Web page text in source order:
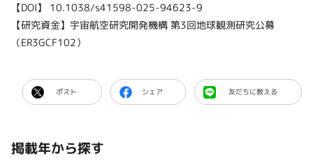
【DOI】 10.1038/s41598-025-94623-9
【研究資金】宇宙航空研究開発機構 第3回地球観測研究公募
（ER3GCF102）
ポスト シェア 友だちに教える
掲載年から探す